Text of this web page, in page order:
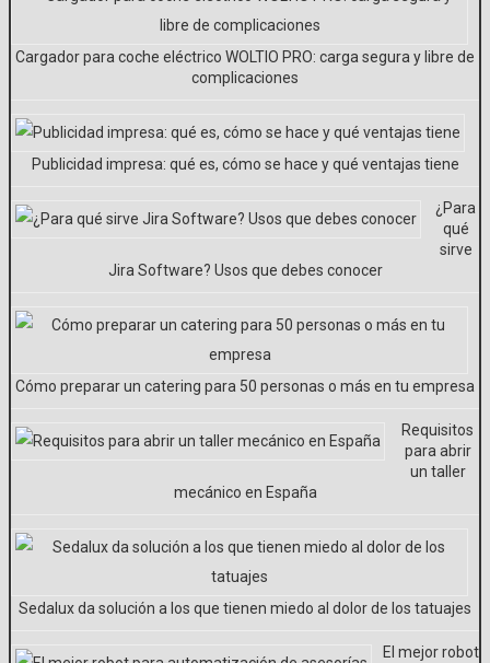
Cargador para coche eléctrico WOLTIO PRO: carga segura y libre de
complicaciones​
Publicidad impresa: qué es, cómo se hace y qué ventajas tiene
¿Para
qué
sirve
Jira Software? Usos que debes conocer
Cómo preparar un catering para 50 personas o más en tu empresa
Requisitos
para abrir
un taller
mecánico en España
Sedalux da solución a los que tienen miedo al dolor de los tatuajes
El mejor robot